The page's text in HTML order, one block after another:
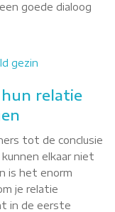
goede dialoog
gezin
relatie
tot de conclusie
elkaar niet
is het enorm
je relatie
in de eerste